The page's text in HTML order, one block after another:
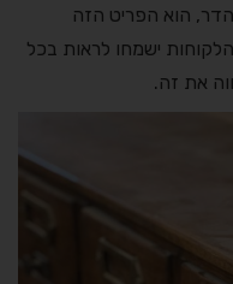
הוא הפריט הזה
ישמחו לראות בכל
את זה.